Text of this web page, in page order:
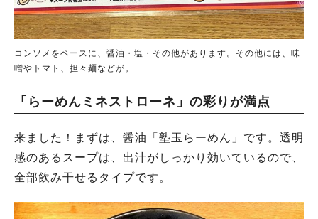
コンソメをベースに、醤油・塩・その他があります。その他には、味
噌やトマト、担々麺などが。
「らーめんミネストローネ」の彩りが満点
来ました！まずは、醤油「塾玉らーめん」です。透明
感のあるスープは、出汁がしっかり効いているので、
全部飲み干せるタイプです。